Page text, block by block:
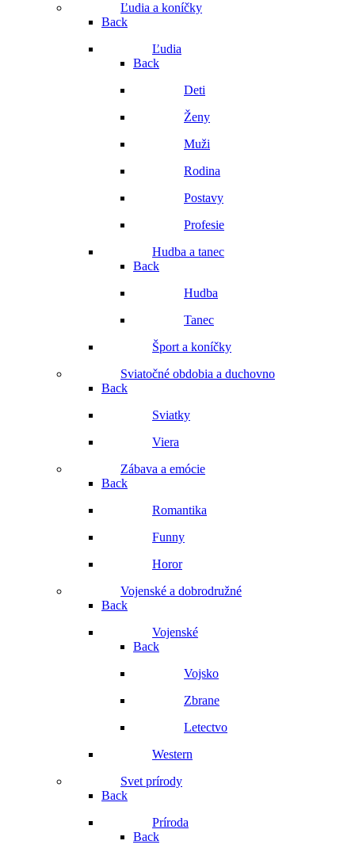
Ľudia a koníčky
Back
Ľudia
Back
Deti
Ženy
Muži
Rodina
Postavy
Profesie
Hudba a tanec
Back
Hudba
Tanec
Šport a koníčky
Sviatočné obdobia a duchovno
Back
Sviatky
Viera
Zábava a emócie
Back
Romantika
Funny
Horor
Vojenské a dobrodružné
Back
Vojenské
Back
Vojsko
Zbrane
Letectvo
Western
Svet prírody
Back
Príroda
Back